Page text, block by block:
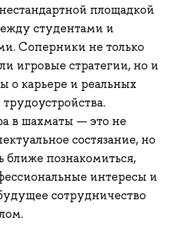
площадкой
студентами и
Соперники не только
игровые стратегии, но и
о карьере и реальных
в шахматы — это не
состязание, но
ближе познакомиться,
интересы и
сотрудничество